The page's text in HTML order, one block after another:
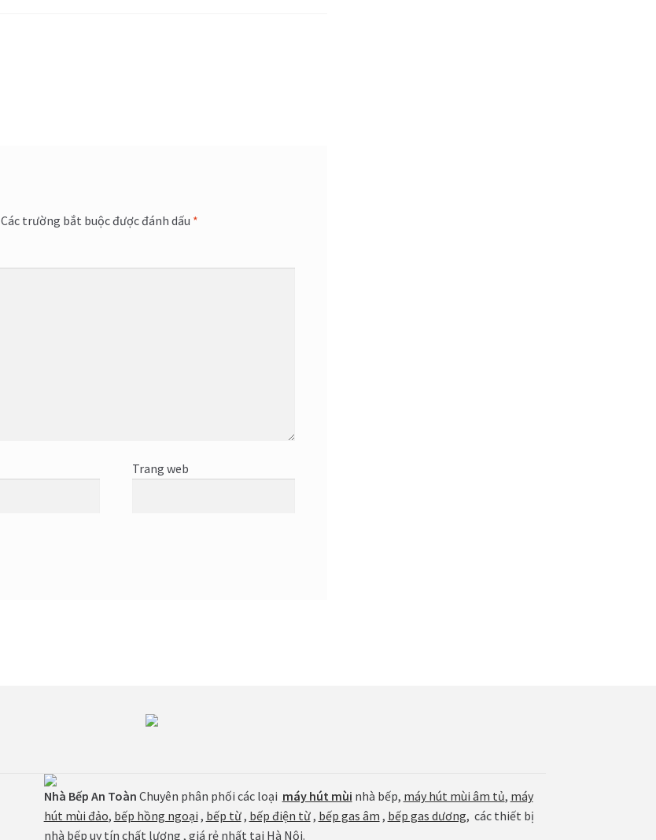
Các trường bắt buộc được đánh dấu *
Trang web
Nhà Bếp An Toàn Chuyên phân phối các loại máy hút mùi nhà bếp, máy hút mùi âm tủ, máy
hút mùi đảo, bếp hồng ngoại , bếp từ, bếp điện từ, bếp gas âm , bếp gas dương, các thiết bị
nhà bếp uy tín chất lượng , giá rẻ nhất tại Hà Nội.